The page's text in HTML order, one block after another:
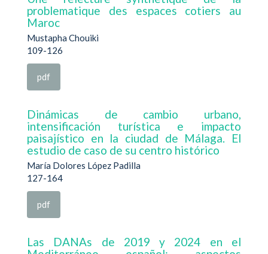
problematique des espaces cotiers au
Maroc
Mustapha Chouiki
109-126
pdf
Dinámicas de cambio urbano,
intensificación turística e impacto
paisajístico en la ciudad de Málaga. El
estudio de caso de su centro histórico
María Dolores López Padilla
127-164
pdf
Las DANAs de 2019 y 2024 en el